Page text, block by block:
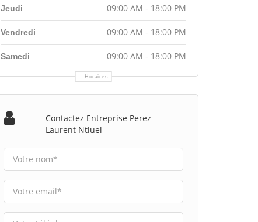
Horaires
Jeudi 09:00 AM - 18:00 PM
Vendredi 09:00 AM - 18:00 PM
Samedi 09:00 AM - 18:00 PM
Contactez Entreprise Perez
Laurent Ntluel